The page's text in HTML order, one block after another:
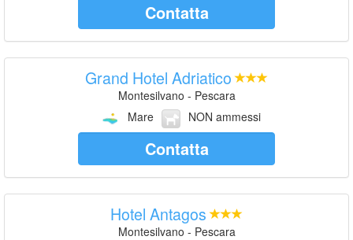
Contatta
Grand Hotel Adriatico
Montesilvano - Pescara
Mare
NON ammessi
Contatta
Hotel Antagos
Montesilvano - Pescara